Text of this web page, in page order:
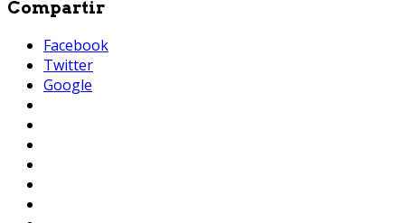
Compartir
Facebook
Twitter
Google